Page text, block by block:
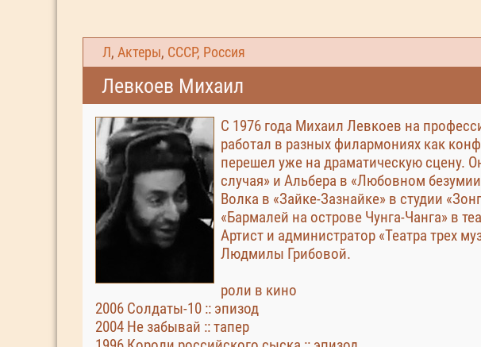
Л , Актеры, СССР, Россия
Левкоев Михаил
С 1976 года Михаил Левкоев на
работал в разных филармониях как
перешел уже на драматическую сцену.
случая» и Альбера в «Любовном
Волка в «Зайке-Зазнайке» в студии
«Бармалей на острове Чунга-Чанга» в
Артист и администратор «Театра трех
Людмилы Грибовой.
роли в кино
2006 Солдаты-10 :: эпизод
2004 Не забывай :: тапер